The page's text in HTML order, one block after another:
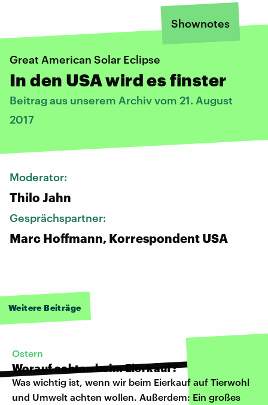
Shownotes
Great American Solar Eclipse
In den USA wird es finster
Beitrag aus unserem Archiv vom 21. August
2017
Moderator:
Thilo Jahn
Gesprächspartner:
Marc Hoffmann, Korrespondent USA
Weitere Beiträge
Ostern
Worauf achten beim Eierkauf?
Was wichtig ist, wenn wir beim Eierkauf auf Tierwohl
und Umwelt achten wollen. Außerdem: Ein großes